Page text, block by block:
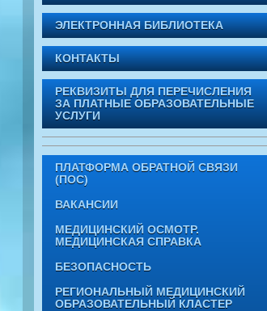
ЭЛЕКТРОННАЯ БИБЛИОТЕКА
КОНТАКТЫ
РЕКВИЗИТЫ ДЛЯ ПЕРЕЧИСЛЕНИЯ
ЗА ПЛАТНЫЕ ОБРАЗОВАТЕЛЬНЫЕ
УСЛУГИ
ПЛАТФОРМА ОБРАТНОЙ СВЯЗИ
(ПОС)
ВАКАНСИИ
МЕДИЦИНСКИЙ ОСМОТР.
МЕДИЦИНСКАЯ СПРАВКА
БЕЗОПАСНОСТЬ
РЕГИОНАЛЬНЫЙ МЕДИЦИНСКИЙ
ОБРАЗОВАТЕЛЬНЫЙ КЛАСТЕР